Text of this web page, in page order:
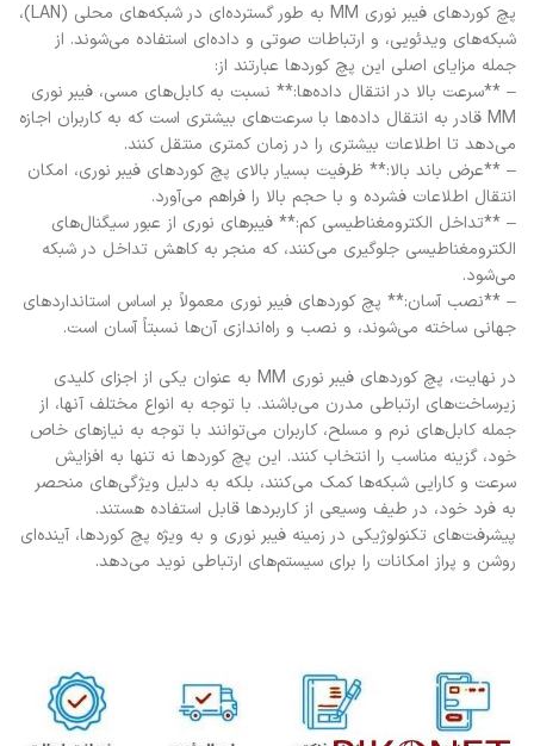
پچ کوردهای فیبر نوری MM به طور گسترده‌ای در شبکه‌های محلی (LAN)،
شبکه‌های ویدئویی، و ارتباطات صوتی و داده‌ای استفاده می‌شوند. از
جمله مزایای اصلی این پچ کوردها عبارتند از:
– **سرعت بالا در انتقال داده‌ها:** نسبت به کابل‌های مسی، فیبر نوری
MM قادر به انتقال داده‌ها با سرعت‌های بیشتری است که به کاربران اجازه
می‌دهد تا اطلاعات بیشتری را در زمان کمتری منتقل کنند.
– **عرض باند بالا:** ظرفیت بسیار بالای پچ کوردهای فیبر نوری، امکان
انتقال اطلاعات فشرده و با حجم بالا را فراهم می‌آورد.
– **تداخل الکترومغناطیسی کم:** فیبرهای نوری از عبور سیگنال‌های
الکترومغناطیسی جلوگیری می‌کنند، که منجر به کاهش تداخل در شبکه
می‌شود.
– **نصب آسان:** پچ کوردهای فیبر نوری معمولاً بر اساس استانداردهای
جهانی ساخته می‌شوند، و نصب و راه‌اندازی آن‌ها نسبتاً آسان است.
در نهایت، پچ کوردهای فیبر نوری MM به عنوان یکی از اجزای کلیدی
زیرساخت‌های ارتباطی مدرن می‌باشند. با توجه به انواع مختلف آنها، از
جمله کابل‌های نرم و مسلح، کاربران می‌توانند با توجه به نیازهای خاص
خود، گزینه مناسب را انتخاب کنند. این پچ کوردها نه تنها به افزایش
سرعت و کارایی شبکه‌ها کمک می‌کنند، بلکه به دلیل ویژگی‌های منحصر
به فرد خود، در طیف وسیعی از کاربردها قابل استفاده هستند.
پیشرفت‌های تکنولوژیکی در زمینه فیبر نوری و به ویژه پچ کوردها، آینده‌ای
روشن و پراز امکانات را برای سیستم‌های ارتباطی نوید می‌دهد.